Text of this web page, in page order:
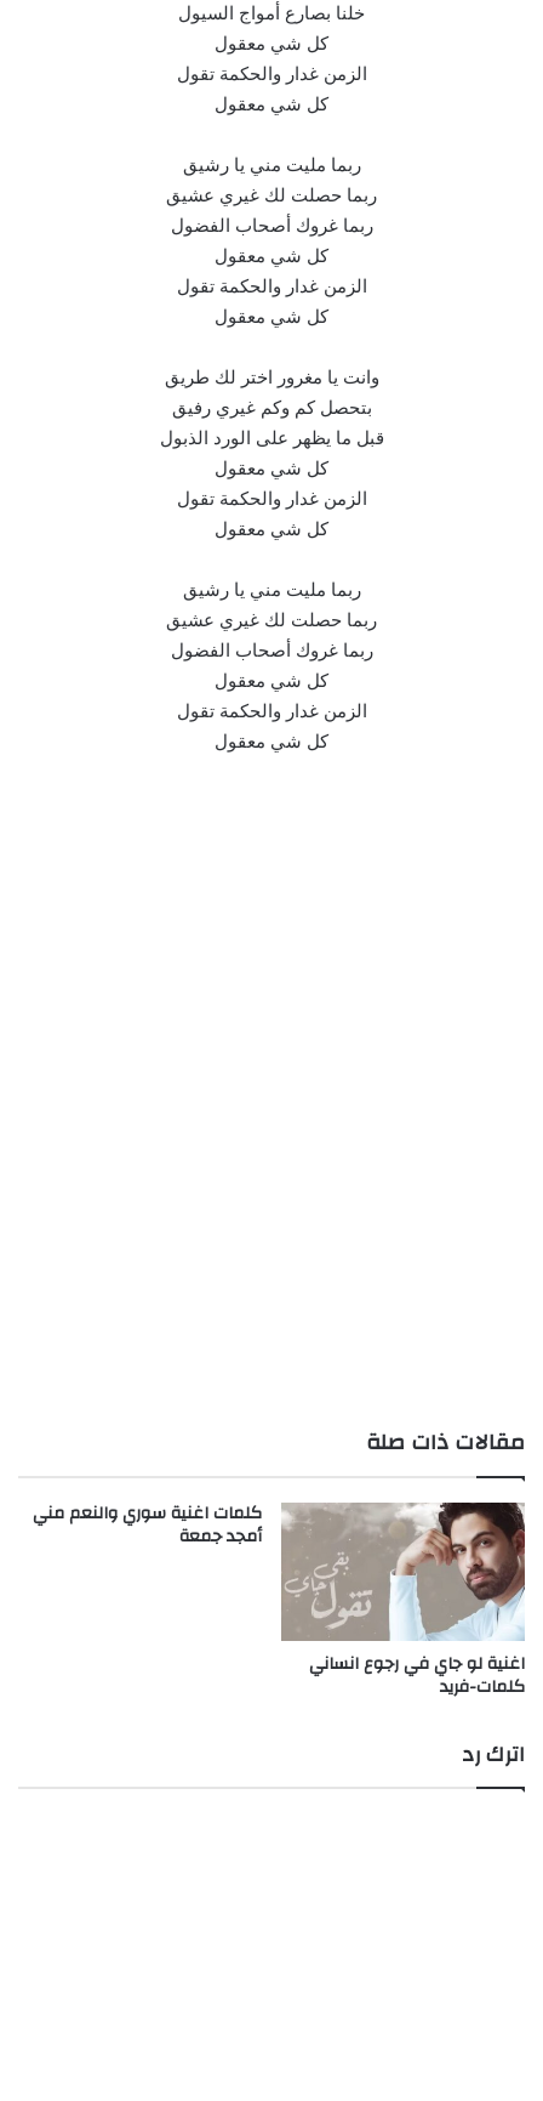
خلنا بصارع أمواج السيول
كل شي معقول
الزمن غدار والحكمة تقول
كل شي معقول
ربما مليت مني يا رشيق
ربما حصلت لك غيري عشيق
ربما غروك أصحاب الفضول
كل شي معقول
الزمن غدار والحكمة تقول
كل شي معقول
وانت يا مغرور اختر لك طريق
بتحصل كم وكم غيري رفيق
قبل ما يظهر على الورد الذبول
كل شي معقول
الزمن غدار والحكمة تقول
كل شي معقول
ربما مليت مني يا رشيق
ربما حصلت لك غيري عشيق
ربما غروك أصحاب الفضول
كل شي معقول
الزمن غدار والحكمة تقول
كل شي معقول
مقالات ذات صلة
اغنية لو جاي في رجوع انساني
كلمات-فريد
كلمات اغنية سوري والنعم مني
أمجد جمعة
اترك رد